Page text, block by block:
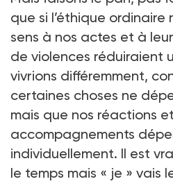
que si l’éthique
sens à nos actes et à
de violences réduiraient
vivrions différemment,
certaines choses ne
mais que nos réactions
accompagnements
individuellement. Il est
le temps mais « je » vais